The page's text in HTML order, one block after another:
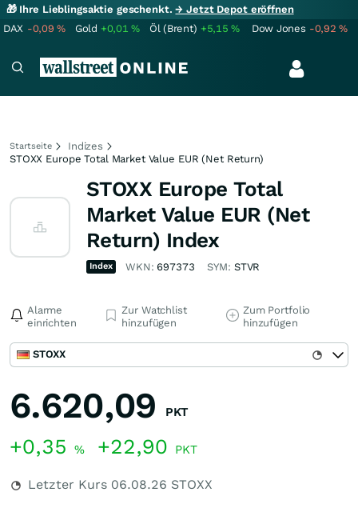
🎁 Ihre Lieblingsaktie geschenkt.→ Jetzt Depot eröffnen
DAX -0,09% Gold +0,01% Öl (Brent) +5,15% Dow Jones -0,92%
Startseite
Indizes
STOXX Europe Total Market Value EUR (Net Return)
STOXX Europe Total
Market Value EUR (Net
Return) Index
Index WKN: 697373 SYM: STVR
Alarme
einrichten
Zur Watchlist
hinzufügen
Zum Portfolio
hinzufügen
STOXX
6.620,09 PKT
+0,35 % +22,90 PKT
Letzter Kurs 06.08.26 STOXX